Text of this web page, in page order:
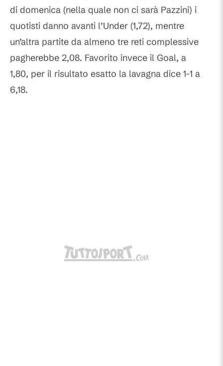
di domenica (nella quale non ci sarà Pazzini) i
quotisti danno avanti l’Under (1,72), mentre
un’altra partite da almeno tre reti complessive
pagherebbe 2,08. Favorito invece il Goal, a
1,80, per il risultato esatto la lavagna dice 1-1 a
6,18.